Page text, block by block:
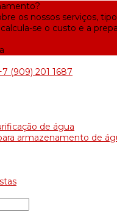
os nossos serviços,
se o custo e a
(909) 201 1687
de água
armazenamento de